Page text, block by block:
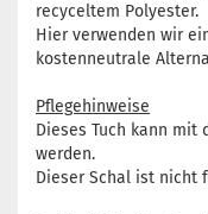
recyceltem Polyester.
Hier verwenden wir
kostenneutrale
Pflegehinweise
Dieses Tuch kann mit
werden.
Dieser Schal ist nicht